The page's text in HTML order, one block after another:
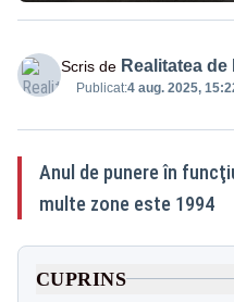
Scris de Realitatea de
Publicat:4 aug. 2025,
Anul de punere în
multe zone este 1994
CUPRINS